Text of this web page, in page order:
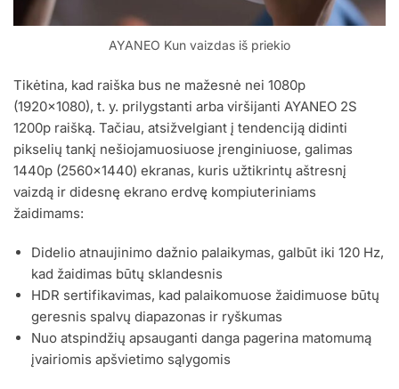
AYANEO Kun vaizdas iš priekio
Tikėtina, kad raiška bus ne mažesnė nei 1080p
(1920×1080), t. y. prilygstanti arba viršijanti AYANEO 2S
1200p raišką. Tačiau, atsižvelgiant į tendenciją didinti
pikselių tankį nešiojamuosiuose įrenginiuose, galimas
1440p (2560×1440) ekranas, kuris užtikrintų aštresnį
vaizdą ir didesnę ekrano erdvę kompiuteriniams
žaidimams:
Didelio atnaujinimo dažnio palaikymas, galbūt iki 120 Hz,
kad žaidimas būtų sklandesnis
HDR sertifikavimas, kad palaikomuose žaidimuose būtų
geresnis spalvų diapazonas ir ryškumas
Nuo atspindžių apsauganti danga pagerina matomumą
įvairiomis apšvietimo sąlygomis